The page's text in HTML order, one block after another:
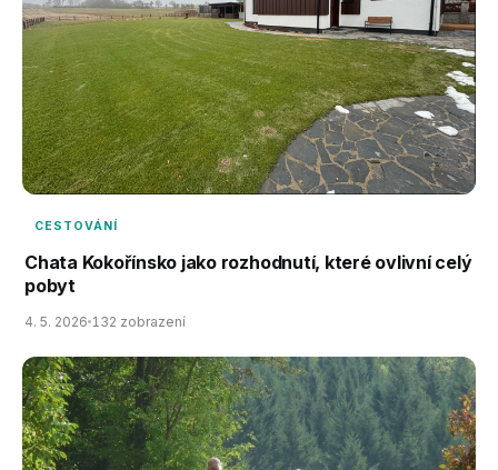
CESTOVÁNÍ
Chata Kokořínsko jako rozhodnutí, které ovlivní celý
pobyt
4. 5. 2026 132 zobrazení